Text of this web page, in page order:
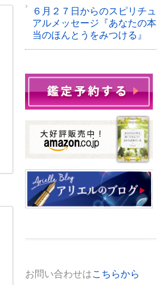
６月２７日からのスピリチュ
アルメッセージ『あなたの本
当のほんとうをみつける』
お問い合わせはこちらから